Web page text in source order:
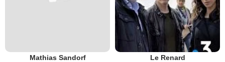
Mathias Sandorf Le Renard